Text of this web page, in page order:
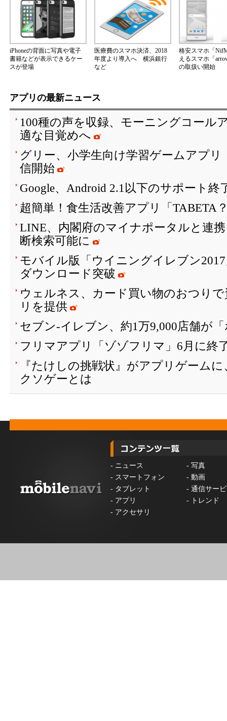
iPhoneの背面に写真や電子
書籍などが表示できるケー
スが登場
医療費のスマホ決済、2018
年度より導入へ 横浜銀行
など
格安スマホ「
えるスマホ「
の取扱い開始
アプリの最新ニュース
100種の声を収録、モーニングコール
適な目覚めへ
グリー、小学生向け学習ゲームアプリ
信開始
Google、Android 2.1以下のサポート終
超簡単！食生活改善アプリ「TABETA
LINE、内閣府のマイナポータルと連
断検索可能に
モバイル版「ウイニングイレブン
ダウンロード突破
ウェルネス、カード買い物のおつり
リを提供
セブン‐イレブン、約1万9,000店舗が
フリマアプリ「ゾゾフリマ」6月に終
『たけしの挑戦状』がアプリゲーム
クソゲーとは
- ニュース - 写真
- スマートフォン - 動画
- タブレット - 通信サー
- アプリ -
トレンド
- アクセサリ